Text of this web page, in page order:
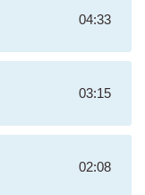
04:33
03:15
02:08